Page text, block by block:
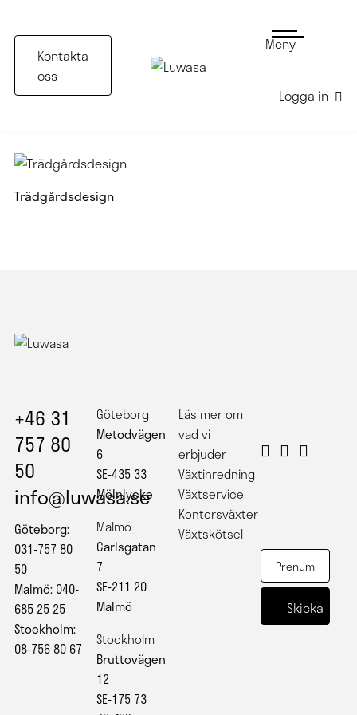
Kontakta
oss
Meny
Logga in
Trädgårdsdesign
+46 31
757 80
50
info@luwasa.se
Göteborg:
031-757 80
50
Malmö: 040-
685 25 25
Stockholm:
08-756 80 67
Göteborg
Metodvägen
6
SE-435 33
Mölnlycke
Malmö
Carlsgatan
7
SE-211 20
Malmö
Stockholm
Bruttovägen
12
SE-175 73
Läs mer om
vad vi
erbjuder
Växtinredning
Växtservice
Kontorsväxter
Växtskötsel